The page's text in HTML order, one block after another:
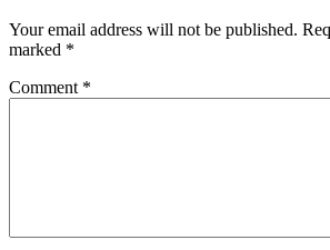
Your email address will not be published.
marked *
Comment *